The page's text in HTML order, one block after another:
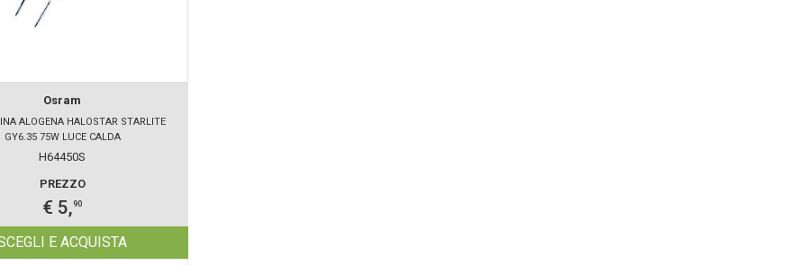
Osram
ALOGENA HALOSTAR STARLITE
GY6.35 75W LUCE CALDA
H64450S
PREZZO
€ 5,90
E ACQUISTA